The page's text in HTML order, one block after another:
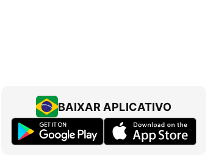
BAIXAR APLICATIVO